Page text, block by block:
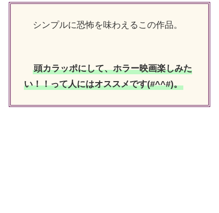
シンプルに恐怖を味わえるこの作品。
頭カラッポにして、ホラー映画楽しみた
い！！って人にはオススメです(#^^#)。